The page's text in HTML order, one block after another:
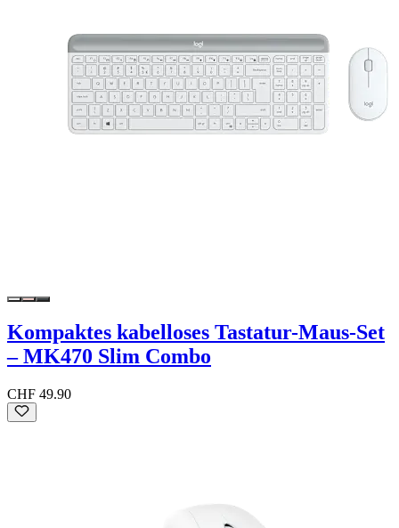
Kompaktes kabelloses Tastatur-Maus-Set
– MK470 Slim Combo
CHF 49.90